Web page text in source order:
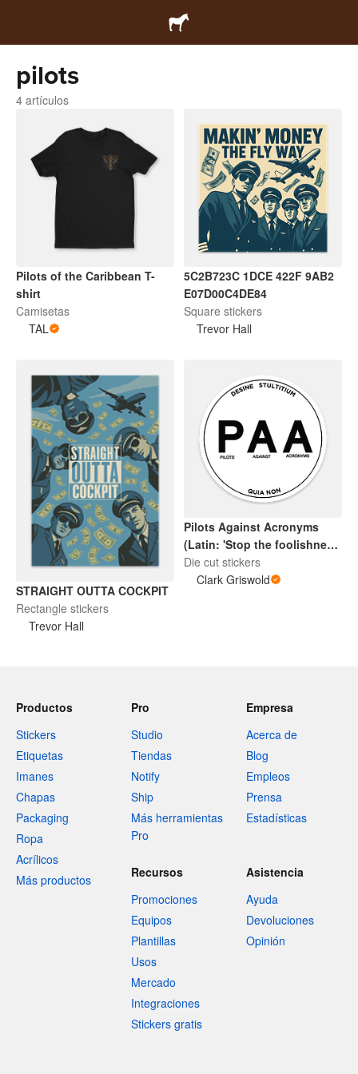
pilots
4 artículos
Pilots of the Caribbean T-
shirt
Camisetas
TAL
5C2B723C 1DCE 422F 9AB2
E07D00C4DE84
Square stickers
Trevor Hall
STRAIGHT OUTTA COCKPIT
Rectangle stickers
Trevor Hall
Pilots Against Acronyms
(Latin: 'Stop the foolishness'
and 'Because no'
Die cut stickers
Clark Griswold
Productos
Stickers
Etiquetas
Imanes
Chapas
Packaging
Ropa
Acrílicos
Más productos
Pro
Studio
Tiendas
Notify
Ship
Más herramientas
Pro
Empresa
Acerca de
Blog
Empleos
Prensa
Estadísticas
Recursos
Promociones
Equipos
Plantillas
Usos
Mercado
Integraciones
Stickers gratis
Asistencia
Ayuda
Devoluciones
Opinión